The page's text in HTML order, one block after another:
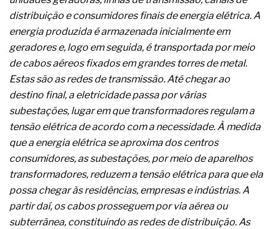
A prevenção clínica da coceira no ânus
Os sintomas clínicos do teratoma de ovário
O tratamento médico da síndrome da fadiga
crônica
As causas médicas da queda dos cabelos ou
calvície
Quando a gestão é o obstáculo para o resultado
positivo
Os procedimentos para a inspeção em estruturas
hidráulicas de concreto de obras
morte precoce e melhora o metabolismo
O desenvolvimento de indicadores nas atividades
de governança das organizações
O desenho industrial ganha espaço como
estratégia competitiva nas empresas
As variações dimensionais dos produtos de
materiais cimentícios com fibra de vidro
distribuição e consumidores finais de energia elétrica. A
energia produzida é armazenada inicialmente em
geradores e, logo em seguida, é transportada por meio
de cabos aéreos fixados em grandes torres de metal.
Estas são as redes de transmissão. Até chegar ao
destino final, a eletricidade passa por várias
subestações, lugar em que transformadores regulam a
tensão elétrica de acordo com a necessidade. À medida
que a energia elétrica se aproxima dos centros
consumidores, as subestações, por meio de aparelhos
transformadores, reduzem a tensão elétrica para que ela
possa chegar às residências, empresas e indústrias. A
partir daí, os cabos prosseguem por via aérea ou
subterrânea, constituindo as redes de distribuição. As